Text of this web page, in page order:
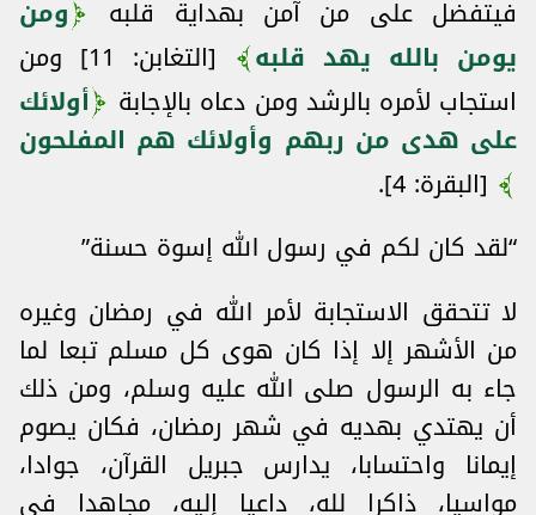
فيتفضل على من آمن بهداية قلبه
ومن
يومن بالله يهد قلبه
[التغابن: 11] ومن
استجاب لأمره بالرشد ومن دعاه بالإجابة
أولائك
على هدى من ربهم وأولائك هم المفلحون
[البقرة: 4].
“لقد كان لكم في رسول الله إسوة حسنة”
لا تتحقق الاستجابة لأمر الله في رمضان وغيره
من الأشهر إلا إذا كان هوى كل مسلم تبعا لما
جاء به الرسول صلى الله عليه وسلم، ومن ذلك
أن يهتدي بهديه في شهر رمضان، فكان يصوم
إيمانا واحتسابا، يدارس جبريل القرآن، جوادا،
مواسيا، ذاكرا لله، داعيا إليه، مجاهدا في